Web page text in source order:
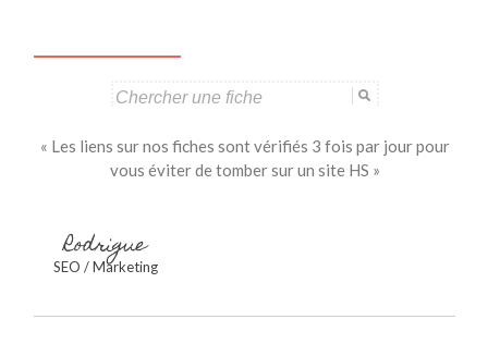
« Les liens sur nos fiches sont vérifiés 3 fois par jour pour
vous éviter de tomber sur un site HS »
Rodrigue
SEO / Marketing